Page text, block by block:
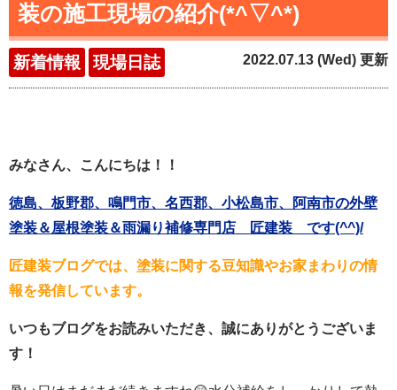
装の施工現場の紹介(*^▽^*)
新着情報 現場日誌 2022.07.13 (Wed) 更新
みなさん、こんにちは！！
徳島、板野郡、鳴門市、名西郡、小松島市、阿南市の外壁
塗装＆屋根塗装＆雨漏り補修専門店 匠建装 です(^^)/
匠建装ブログでは、塗装に関する豆知識やお家まわりの情
報を発信しています。
いつもブログをお読みいただき、誠にありがとうございま
す！